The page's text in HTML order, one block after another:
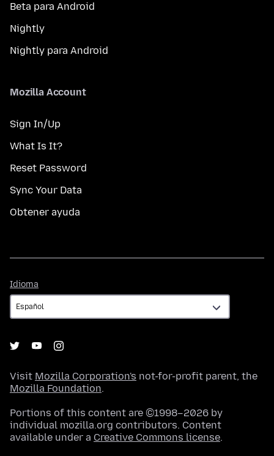
Beta para Android
Nightly
Nightly para Android
Mozilla Account
Sign In/Up
What Is It?
Reset Password
Sync Your Data
Obtener ayuda
Idioma
Visit Mozilla Corporation's not-for-profit parent, the
Mozilla Foundation.
Portions of this content are ©1998–2026 by
individual mozilla.org contributors. Content
available under a Creative Commons license.